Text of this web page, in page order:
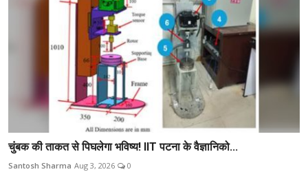
चुंबक की ताकत से पिघलेगा भविष्य! IIT पटना के वैज्ञानिको...
Santosh Sharma Aug 3, 2026 0